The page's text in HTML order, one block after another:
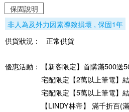
保固說明
非人為及外力因素導致損壞 , 保固1年
供貨狀況：
正常供貨
優惠活動：
【新客限定】首購滿500送
宅配限定【2萬以上筆電】
宅配限定【5萬以上筆電】
【LINDY林帝】 滿千折百(